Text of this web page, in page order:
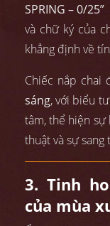
SPRING – 0/25”
và chữ ký của
khẳng định về
Chiếc nắp
sáng, với biểu
tâm, thể hiện sự
thuật và sự sang
3. Tinh
của mùa